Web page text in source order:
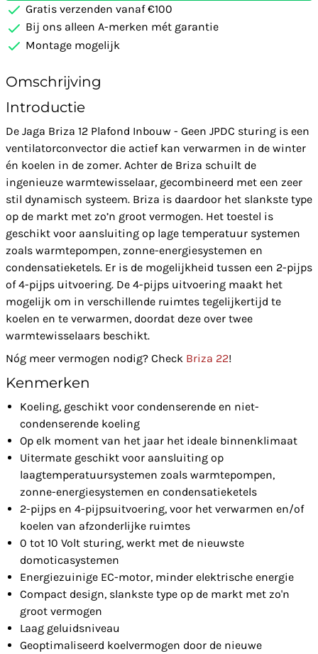
Gratis verzenden vanaf €100
Bij ons alleen A-merken mét garantie
Montage mogelijk
Omschrijving
Introductie
De Jaga Briza 12 Plafond Inbouw - Geen JPDC sturing is een
ventilatorconvector die actief kan verwarmen in de winter
én koelen in de zomer. Achter de Briza schuilt de
ingenieuze warmtewisselaar, gecombineerd met een zeer
stil dynamisch systeem. Briza is daardoor het slankste type
op de markt met zo’n groot vermogen. Het toestel is
geschikt voor aansluiting op lage temperatuur systemen
zoals warmtepompen, zonne-energiesystemen en
condensatieketels. Er is de mogelijkheid tussen een 2-pijps
of 4-pijps uitvoering. De 4-pijps uitvoering maakt het
mogelijk om in verschillende ruimtes tegelijkertijd te
koelen en te verwarmen, doordat deze over twee
warmtewisselaars beschikt.
Nóg meer vermogen nodig? Check Briza 22!
Kenmerken
Koeling, geschikt voor condenserende en niet-
condenserende koeling
Op elk moment van het jaar het ideale binnenklimaat
Uitermate geschikt voor aansluiting op
laagtemperatuursystemen zoals warmtepompen,
zonne-energiesystemen en condensatieketels
2-pijps en 4-pijpsuitvoering, voor het verwarmen en/of
koelen van afzonderlijke ruimtes
0 tot 10 Volt sturing, werkt met de nieuwste
domoticasystemen
Energiezuinige EC-motor, minder elektrische energie
Compact design, slankste type op de markt met zo'n
groot vermogen
Laag geluidsniveau
Geoptimaliseerd koelvermogen door de nieuwe